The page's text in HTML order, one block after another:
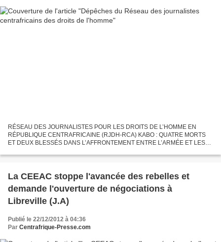
RÉSEAU DES JOURNALISTES POUR LES DROITS DE L’HOMME EN
RÉPUBLIQUE CENTRAFRICAINE (RJDH-RCA) KABO : QUATRE MORTS
ET DEUX BLESSÉS DANS L’AFFRONTEMENT ENTRE L’ARMÉE ET LES
armées centrafricaines...
La CEEAC stoppe l'avancée des rebelles et
demande l'ouverture de négociations à
Libreville (J.A)
Publié le 22/12/2012 à 04:36
Par Centrafrique-Presse.com